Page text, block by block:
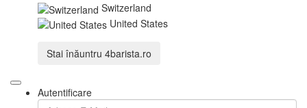
Switzerland
United States
Stai înăuntru 4barista.ro
Autentificare